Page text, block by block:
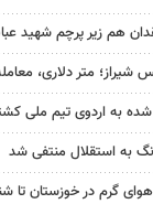
هم زیر پرچم شهید
شیراز؛ متر دلاری،
به اردوی تیم ملی
به استقلال منتفی شد
گرم در خوزستان تا